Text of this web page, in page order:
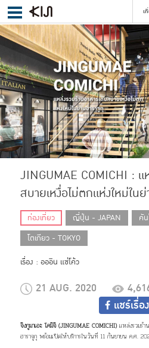
เ
ค้นหา
เลือกย่าน
ค้นหา
21 AUG. 2020
แชร์เรื่อ
JINGUMAE COMICHI : แ
สบายเหงื่อไม่ตกแห่งใหม่ใน
ท่องเที่ยว ญี่ปุ่น - JAPAN
คั
โตเกียว - TOKYO
เรื่อง : อออิน แซ่โค้ว
จิงกูมาเอะ โคมิจิ (JINGUMAE COMICHI)แหล่งรวมร้าน
ฮาราจูกุ พร้อมเปิดให้บริการในวันที่ 11 กันยายน ค.ศ.